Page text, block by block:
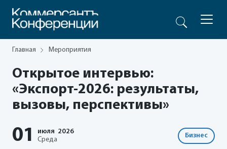
Главная Мероприятия
Открытое интервью:
«Экспорт-2026: результаты,
вызовы, перспективы»
01 июля 2026
Среда
Бизнес